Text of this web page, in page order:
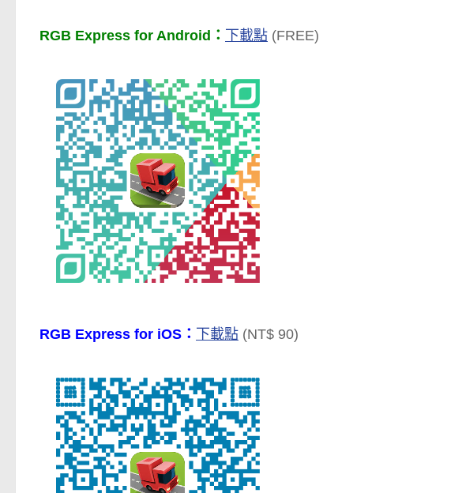
RGB Express for Android： 下載點 (FREE)
RGB Express for iOS： 下載點 (NT$ 90)